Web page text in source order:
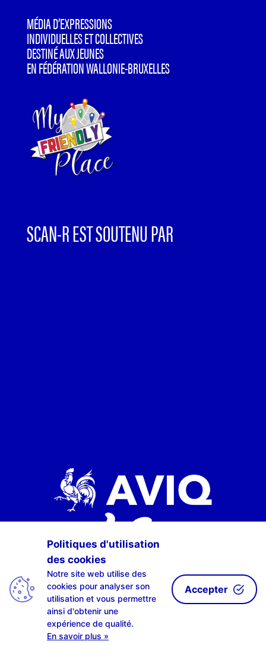
MÉDIA D’EXPRESSIONS
INDIVIDUELLES ET COLLECTIVES
DESTINÉ AUX JEUNES
EN FÉDÉRATION WALLONIE-BRUXELLES
SCAN-R EST SOUTENU PAR
Politiques d'utilisation
des cookies
Notre site web utilise des
cookies pour analyser son
utilisation et vous permettre
ainsi d'obtenir une
expérience de qualité.
En savoir plus »
Accepter